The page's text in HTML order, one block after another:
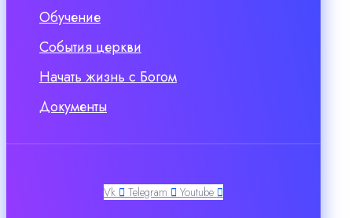
Обучение
События церкви
Начать жизнь с Богом
Документы
Vk Telegram Youtube